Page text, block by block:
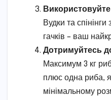
Використовуйте
Вудки та
гачків – ваш
Дотримуйтесь
Максимум 3 кг
плюс одна риба,
мінімальному